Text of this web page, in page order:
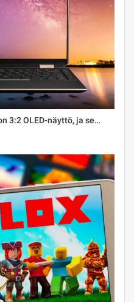
3:2 OLED-näyttö, ja se…